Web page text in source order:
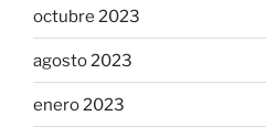
octubre 2023
agosto 2023
enero 2023